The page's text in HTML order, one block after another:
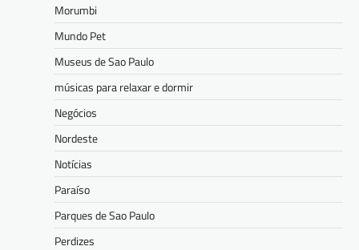
Morumbi
Mundo Pet
Museus de Sao Paulo
músicas para relaxar e dormir
Negócios
Nordeste
Notícias
Paraíso
Parques de Sao Paulo
Perdizes